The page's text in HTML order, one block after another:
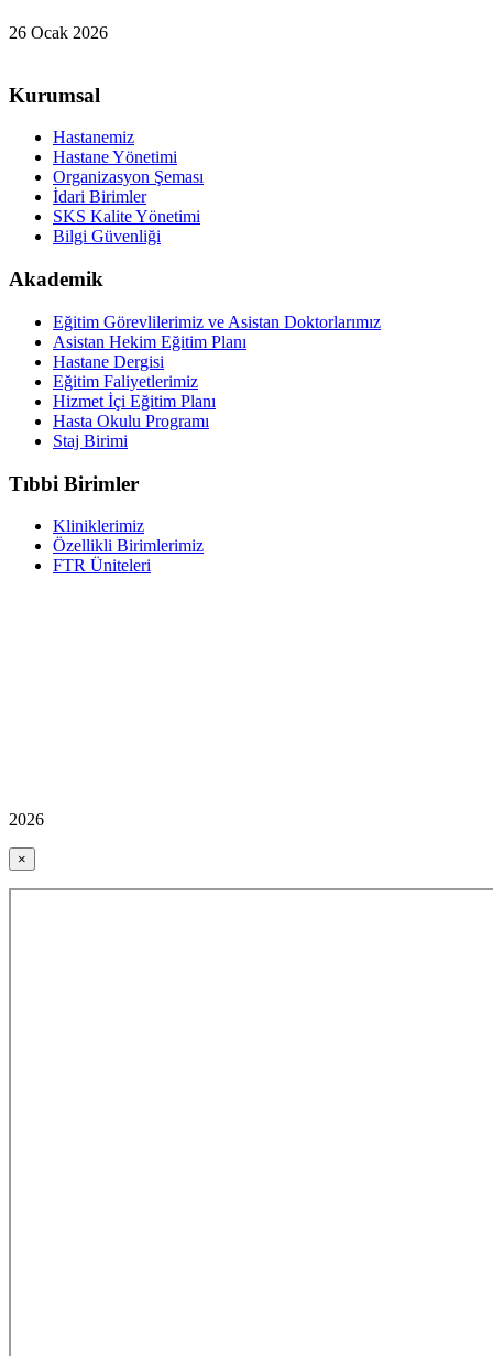
26 Ocak 2026
Kurumsal
Hastanemiz
Hastane Yönetimi
Organizasyon Şeması
İdari Birimler
SKS Kalite Yönetimi
Bilgi Güvenliği
Akademik
Eğitim Görevlilerimiz ve Asistan Doktorlarımız
Asistan Hekim Eğitim Planı
Hastane Dergisi
Eğitim Faliyetlerimiz
Hizmet İçi Eğitim Planı
Hasta Okulu Programı
Staj Birimi
Tıbbi Birimler
Kliniklerimiz
Özellikli Birimlerimiz
FTR Üniteleri
2026
×